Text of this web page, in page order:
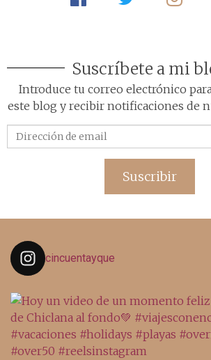
Suscríbete a mi
Introduce tu correo electrónico
este blog y recibir notificaciones de
de
Suscribir
cincuentayque